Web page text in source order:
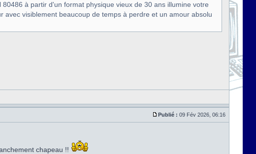
à partir d'un format physique vieux de 30 ans illumine votre
visiblement beaucoup de temps à perdre et un amour absolu
Publié : 09 Fév 2026, 06:16
chapeau !!